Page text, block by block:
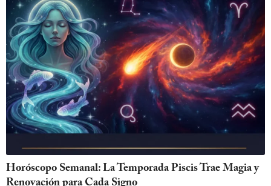
Horóscopo Semanal: La Temporada Piscis Trae Magia y
Renovación para Cada Signo